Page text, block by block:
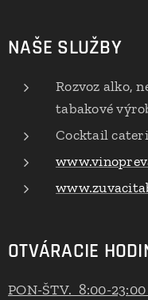
NAŠE SLUŽBY
Rozvoz alko,
tabakové
Cocktail
OTVÁRACIE
PON-ŠTV. 8:00-